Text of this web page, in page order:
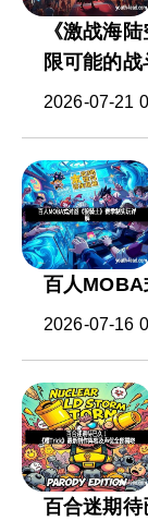
《激战海
限可能的
2026-07-21
百人MOBA
2026-07-16
百合迷期